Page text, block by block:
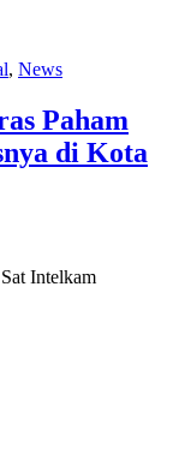
, News
Paham
di Kota
Intelkam